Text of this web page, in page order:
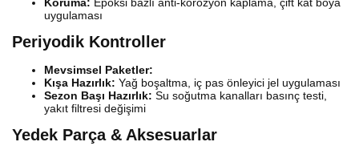
uygulaması
Periyodik Kontroller
Mevsimsel Paketler:
Kışa Hazırlık: Yağ boşaltma, iç pas önleyici jel uygulaması
Sezon Başı Hazırlık: Su soğutma kanalları basınç testi,
yakıt filtresi değişimi
Yedek Parça & Aksesuarlar